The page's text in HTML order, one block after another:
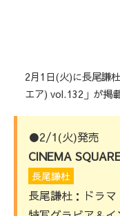
2月1日(火)に長尾謙
エア) vol.132」が掲
●2/1(火)発売
CINEMA
長尾謙杜
長尾謙杜：ドラマ